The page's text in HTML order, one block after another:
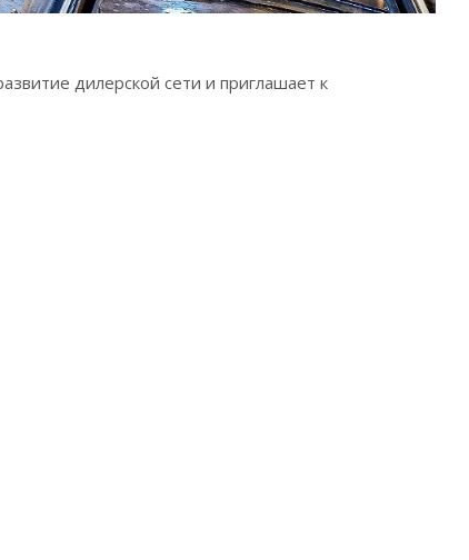
дилерской сети и приглашает к